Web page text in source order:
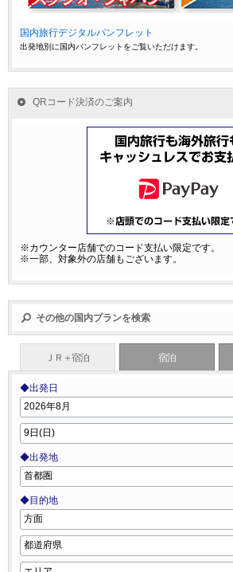
国内旅行デジタルパンフレット
出発地別に国内パンフレットをご覧いただけます。
QRコード決済のご案内
※カウンター店舗でのコード支払い限定です。
※一部、対象外の店舗もございます。
その他の国内プランを検索
ＪＲ＋宿泊 宿泊
◆出発日
◆出発地
◆目的地